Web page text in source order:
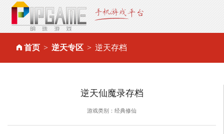
首页 逆天专区 逆天存档
逆天仙魔录存档
游戏类别：经典修仙